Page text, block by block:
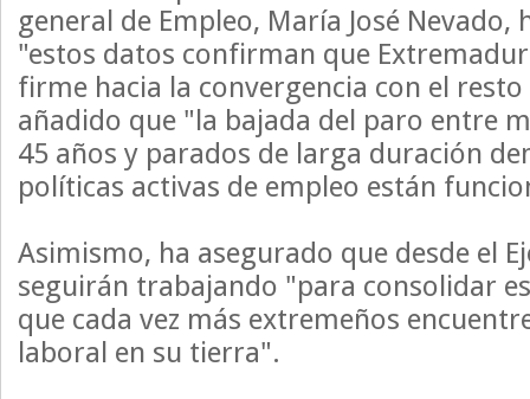
general de Empleo, María José Nevado,
"estos datos confirman que
firme hacia la convergencia con el
añadido que "la bajada del paro entre
45 años y parados de larga duración
políticas activas de empleo están
Asimismo, ha asegurado que desde el
seguirán trabajando "para consolidar
que cada vez más extremeños
laboral en su tierra".